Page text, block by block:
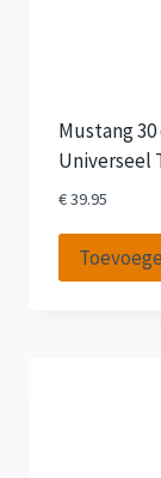
Mustang
Universeel
€39.95